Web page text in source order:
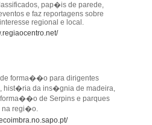
pap�is de parede,
e faz reportagens sobre
regional e local.
forma��o para dirigentes
hist�ria da ins�gnia de madeira,
de Serpins e parques
na regi�o.